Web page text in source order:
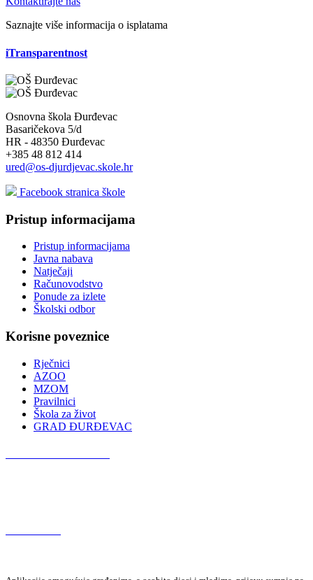
Saznajte više informacija o isplatama
iTransparentnost
Osnovna škola Đurđevac
Basaričekova 5/d
HR - 48350 Đurđevac
+385 48 812 414
ured@os-djurdjevac.skole.hr
Facebook stranica škole
Pristup informacijama
Pristup informacijama
Javna nabava
Natječaji
Računovodstvo
Ponude za izlete
Školski odbor
Korisne poveznice
Rječnici
AZOO
MZOM
Pravilnici
Škola za život
GRAD ĐURĐEVAC